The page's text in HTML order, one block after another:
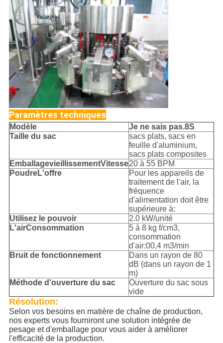
Paramètres techniques
Modèle Je ne sais pas.8S
Taille du sac
sacs plats, sacs en
feuille d'aluminium,
sacs plats composites
EmballagevieillissementVitesse20 à 55 BPM
PoudreL'offre
Pour les appareils de
traitement de l'air, la
fréquence
d'alimentation doit être
supérieure à:
Utilisez le pouvoir
2.0 kW/unité
L'airConsommation
5 à 8 kg f/cm3,
consommation
d'air:00,4 m3/min
Bruit de fonctionnement
Dans un rayon de 80
dB (dans un rayon de 1
m)
Méthode d'ouverture du sac
Ouverture du sac sous
vide
Résolution:
Selon vos besoins en matière de chaîne de production,
nos experts vous fourniront une solution intégrée de
pesage et d'emballage pour vous aider à améliorer
l'efficacité de la production.